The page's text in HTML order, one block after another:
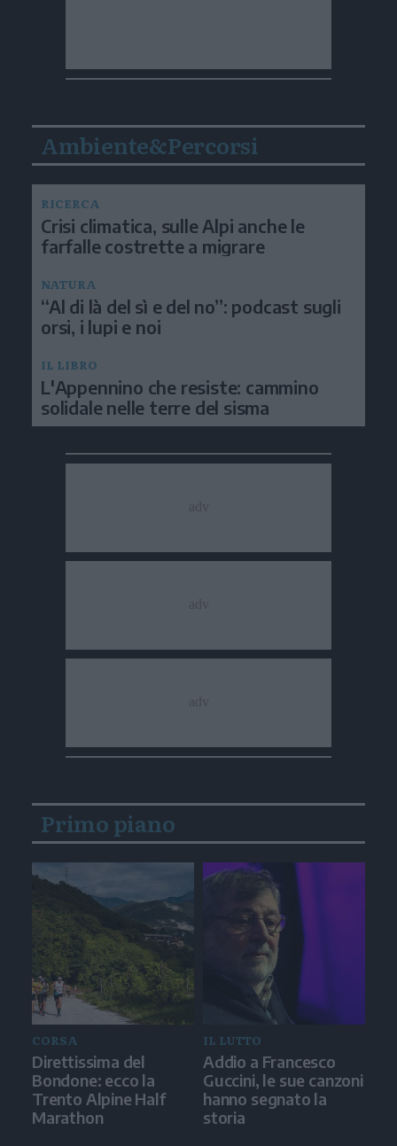
Ambiente&Percorsi
RICERCA
Crisi climatica, sulle Alpi anche le
farfalle costrette a migrare
NATURA
“Al di là del sì e del no”: podcast sugli
orsi, i lupi e noi
IL LIBRO
L'Appennino che resiste: cammino
solidale nelle terre del sisma
Primo piano
CORSA
Direttissima del
Bondone: ecco la
Trento Alpine Half
Marathon
IL LUTTO
Addio a Francesco
Guccini, le sue canzoni
hanno segnato la
storia